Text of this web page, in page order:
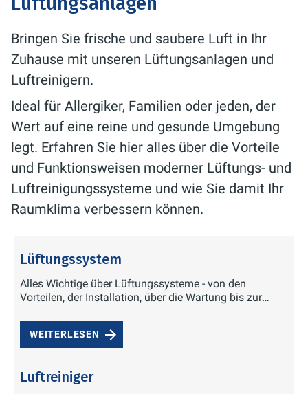
Bringen Sie frische und saubere Luft in Ihr
Zuhause mit unseren Lüftungsanlagen und
Luftreinigern.
Ideal für Allergiker, Familien oder jeden, der
Wert auf eine reine und gesunde Umgebung
legt. Erfahren Sie hier alles über die Vorteile
und Funktionsweisen moderner Lüftungs- und
Luftreinigungssysteme und wie Sie damit Ihr
Raumklima verbessern können.
Lüftungssystem
Alles Wichtige über Lüftungssysteme - von den
Vorteilen, der Installation, über die Wartung bis zur
WEITERLESEN
Luftreiniger